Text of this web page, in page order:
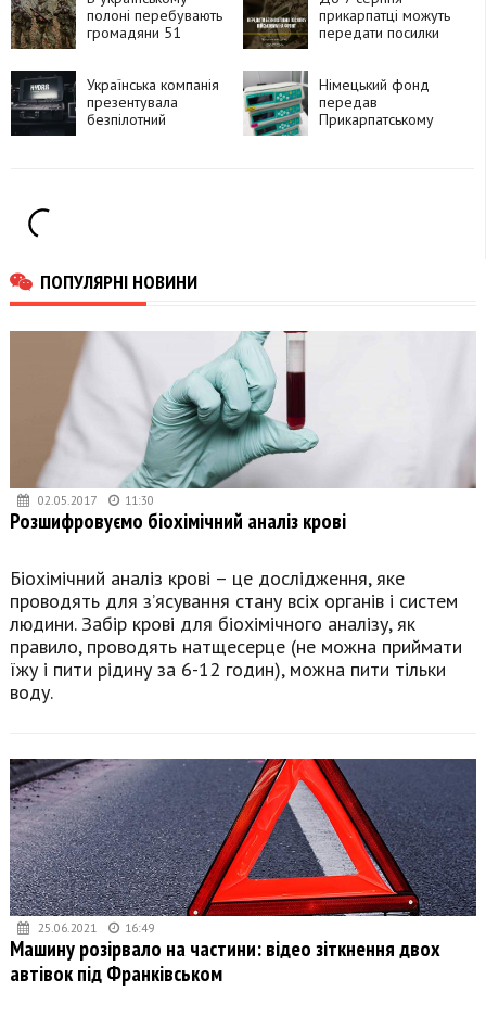
полоні перебувають
громадяни 51
прикарпатці можуть
передати посилки
Українська компанія
презентувала
безпілотний
Німецький фонд
передав
Прикарпатському
ПОПУЛЯРНІ НОВИНИ
02.05.2017 11:30
Розшифровуємо біохімічний аналіз крові
Біохімічний аналіз крові – це дослідження, яке
проводять для з’ясування стану всіх органів і систем
людини. Забір крові для біохімічного аналізу, як
правило, проводять натщесерце (не можна приймати
їжу і пити рідину за 6-12 годин), можна пити тільки
воду.
25.06.2021 16:49
Машину розірвало на частини: відео зіткнення двох
автівок під Франківськом